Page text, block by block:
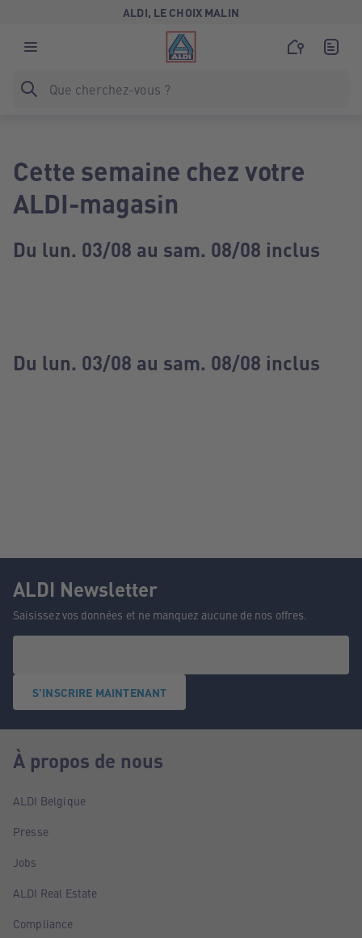
ALDI, LE CHOIX MALIN
Cette semaine chez votre
ALDI-magasin
Du lun. 03/08 au sam. 08/08 inclus
Du lun. 03/08 au sam. 08/08 inclus
ALDI Newsletter
Saisissez vos données et ne manquez aucune de nos offres.
S'INSCRIRE MAINTENANT
À propos de nous
ALDI Belgique
Presse
Jobs
ALDI Real Estate
Compliance